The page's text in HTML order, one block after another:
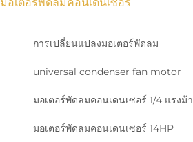
การเปลี่ยนแปลงมอเตอร์พัดลม
universal condenser fan motor
มอเตอร์พัดลมคอนเดนเซอร์ 1/4 แรงม้า
มอเตอร์พัดลมคอนเดนเซอร์ 14HP